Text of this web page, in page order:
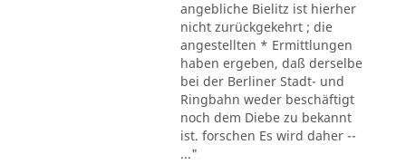
angebliche Bielitz ist hierher
nicht zurückgekehrt ; die
angestellten * Ermittlungen
haben ergeben, daß derselbe
bei der Berliner Stadt- und
Ringbahn weder beschäftigt
noch dem Diebe zu bekannt
ist. forschen Es wird daher --
..."